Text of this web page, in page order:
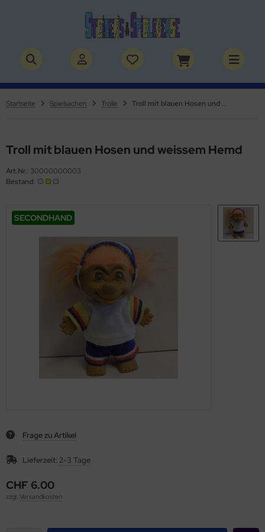
Startseite Spielsachen Trolle Troll mit blauen Hosen und weissem Hemd
Troll mit blauen Hosen und weissem Hemd
Art.Nr.: 30000000003
Bestand:
SECONDHAND
Frage zu Artikel
Lieferzeit: 2-3 Tage
CHF 6.00
zzgl. Versandkosten